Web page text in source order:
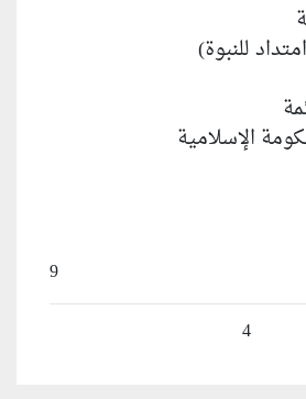
للنبوة)
الإسلامية
9
4